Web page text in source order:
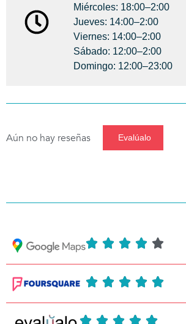
Miércoles: 18:00–2:00
Jueves: 14:00–2:00
Viernes: 14:00–2:00
Sábado: 12:00–2:00
Domingo: 12:00–23:00
Aún no hay reseñas Evalúalo